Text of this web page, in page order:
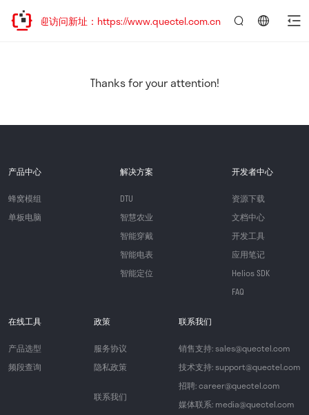
移，欢迎访问新址：https://www.quectel.com.cn
Thanks for your attention!
产品中心
蜂窝模组
单板电脑
解决方案
DTU
智慧农业
智能穿戴
智能电表
智能定位
开发者中心
资源下载
文档中心
开发工具
应用笔记
Helios SDK
FAQ
在线工具
产品选型
频段查询
政策
服务协议
隐私政策
联系我们
联系我们
销售支持: sales@quectel.com
技术支持: support@quectel.com
招聘: career@quectel.com
媒体联系: media@quectel.com